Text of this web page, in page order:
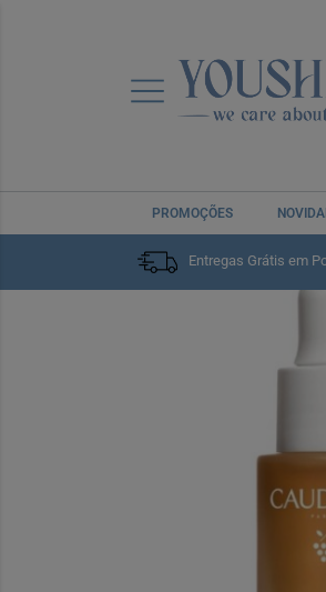
PROMOÇÕES
Entregas Grátis em
Home Solares